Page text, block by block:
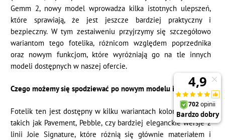
Gemm 2, nowy model wprowadza kilka istotnych ulepszeń,
które sprawiają, że jest jeszcze bardziej praktyczny i
bezpieczny. W tym zestaiweniu przyjrzymy się szczegółowo
wariantom tego fotelika, różnicom względem poprzednika
oraz nowym funkcjom, które wyróżniają go na tle innych
modeli dostępnych w naszej ofercie.
Czego możemy się spodziewać po nowym modelu i-Gemm 3?
Fotelik ten jest dostępny w kilku wariantach kolorystycznych,
takich jak Pavement, Pebble, czy bardziej eleganckie wersje z
linii Joie Signature, które różnią się głównie materiałem i